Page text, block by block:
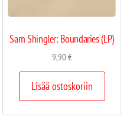
Sam Shingler: Boundaries (LP)
9,90€
Lisää ostoskoriin